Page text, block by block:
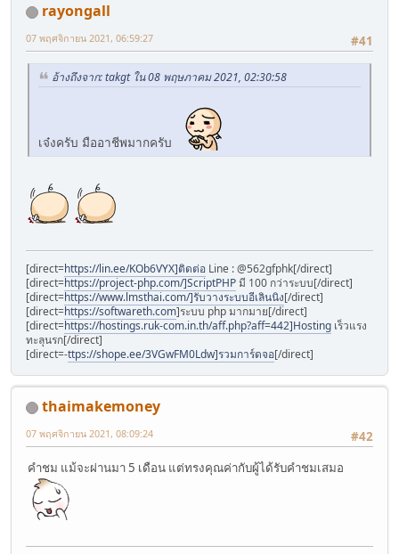
rayongall
#41
07 พฤศจิกายน 2021, 06:59:27
อ้างถึงจาก: takgt ใน 08 พฤษภาคม 2021, 02:30:58
เจ๋งครับ มืออาชีพมากครับ
[direct=https://lin.ee/KOb6VYX]ติดต่อ Line : @562gfphk[/direct]
[direct=https://project-php.com/]ScriptPHPมี 100 กว่าระบบ[/direct]
[direct=https://www.lmsthai.com/]รับวางระบบอีเลินนิง[/direct]
[direct=https://softwareth.com]ระบบ php มากมาย[/direct]
[direct=https://hostings.ruk-com.in.th/aff.php?aff=442]Hosting เร็วแรง
ทะลุนรก[/direct]
[direct=-ttps://shope.ee/3VGwFM0Ldw]รวมการ์ดจอ[/direct]
thaimakemoney
#42
07 พฤศจิกายน 2021, 08:09:24
คำชม แม้จะผ่านมา 5 เดือน แต่ทรงคุณค่ากับผู้ได้รับคำชมเสมอ